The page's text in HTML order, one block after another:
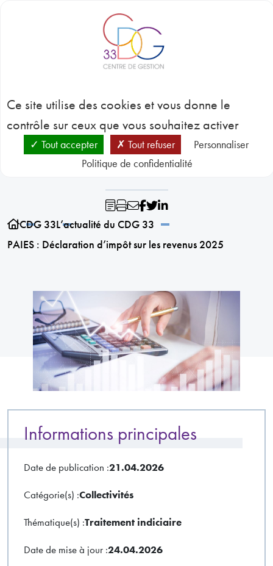
PAIES : Déclaration
d’impôt sur les revenus
2025
CDG 33L’actualité du CDG 33
PAIES : Déclaration d’impôt sur les revenus 2025
Informations principales
Date de publication :21.04.2026
Catégorie(s) :Collectivités
Thématique(s) :Traitement indiciaire
Date de mise à jour :24.04.2026
Ce site utilise des cookies et vous donne le
contrôle sur ceux que vous souhaitez activer
Tout accepter Tout refuser
Personnaliser
Politique de confidentialité